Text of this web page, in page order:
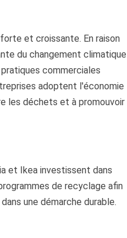
et croissante. En raison
du changement climatique
commerciales
adoptent l'économie
les déchets et à promouvoir
et Ikea investissent dans
de recyclage afin
une démarche durable.